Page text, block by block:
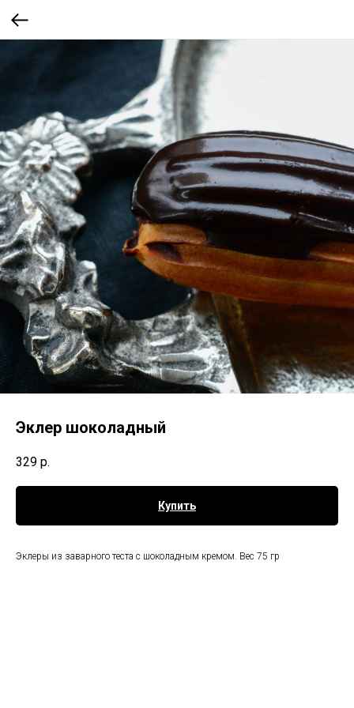
Эклер шоколадный
329 р.
Купить
Эклеры из заварного теста с шоколадным кремом. Вес 75 гр